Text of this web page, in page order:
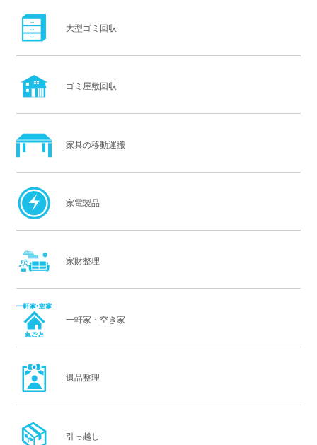
大型ゴミ回収
ゴミ屋敷回収
家具の移動運搬
家電製品
家財整理
一軒家・空き家
遺品整理
引っ越し